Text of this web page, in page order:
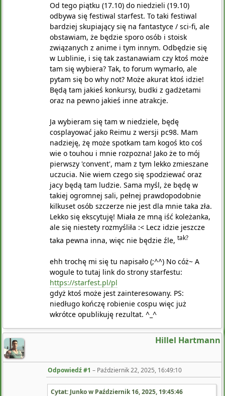
Od tego piątku (17.10) do niedzieli (19.10)
odbywa się festiwal starfest. To taki festiwal
bardziej skupiający się na fantastyce / sci-fi, ale
obstawiam, że będzie sporo osób i stoisk
związanych z anime i tym innym. Odbędzie się
w Lublinie, i się tak zastanawiam czy ktoś może
tam się wybiera? Tak, to forum wymarło, ale
pytam się bo why not? Może akurat ktoś idzie!
Będą tam jakieś konkursy, budki z gadżetami
oraz na pewno jakieś inne atrakcje.
Ja wybieram się tam w niedziele, będę
cosplayować jako Reimu z wersji pc98. Mam
nadzieję, żę może spotkam tam kogoś kto coś
wie o touhou i mnie rozpozna! Jako że to mój
pierwszy 'convent', mam z tym lekko zmieszane
uczucia. Nie wiem czego się spodziewać oraz
jacy będą tam ludzie. Sama myśl, że będę w
takiej ogromnej sali, pełnej prawdopodobnie
kilkuset osób szczerze nie jest dla mnie taka zła.
Lekko się ekscytuję! Miała ze mną iść koleżanka,
ale się niestety rozmyśliła :< Lecz idzie jeszcze
taka pewna inna, więc nie będzie źle, tak?
ehh trochę mi się tu napisało (;^^) No cóż~ A
wogule to tutaj link do strony starfestu:
https://starfest.pl/pl
gdyż ktoś może jest zainteresowany. PS:
niedługo kończę robienie cospu więc już
wkrótce opublikuję rezultat. ^_^
Hillel Hartmann
Odpowiedź #1 – Październik 22, 2025, 16:49:10
Cytat: Junko w Październik 16, 2025, 19:45:46